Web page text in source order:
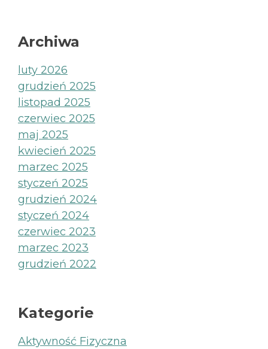
Archiwa
luty 2026
grudzień 2025
listopad 2025
czerwiec 2025
maj 2025
kwiecień 2025
marzec 2025
styczeń 2025
grudzień 2024
styczeń 2024
czerwiec 2023
marzec 2023
grudzień 2022
Kategorie
Aktywność Fizyczna